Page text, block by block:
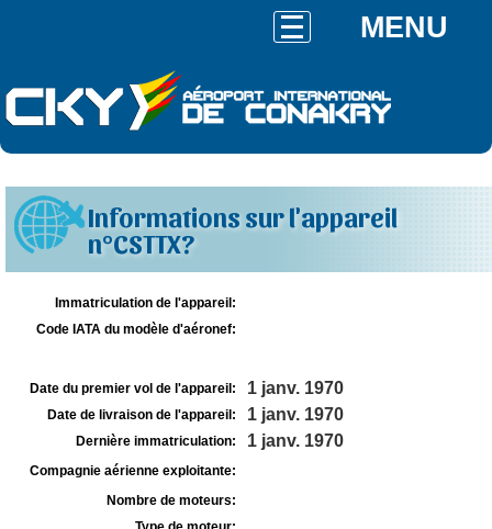
MENU
Informations sur l'appareil
n°CSTTX?
Immatriculation de l'appareil:
Code IATA du modèle d'aéronef:
Date du premier vol de l'appareil: 1 janv. 1970
Date de livraison de l'appareil: 1 janv. 1970
Dernière immatriculation: 1 janv. 1970
Compagnie aérienne exploitante:
Nombre de moteurs: